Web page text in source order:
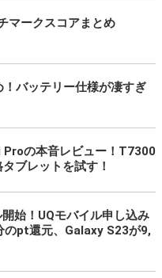
マークスコアまとめ
バッテリー仕様が凄すぎ
の本音レビュー！T7300
ブレットを試す！
始！UQモバイル申し込み
pt還元、Galaxy S23が9,